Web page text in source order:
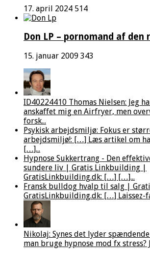
17. april 2024 514
Don LP – pornomand af
15. januar 2009 343
ID40224410 Thomas Nielsen: Jeg
anskaffet mig en Airfryer, men
forsk...
Psykisk arbejdsmiljø: Fokus er
arbejdsmiljø!: […] Læs artikel om
[…]...
Hypnose Sukkertrang - Den
sundere liv | Gratis Linkbuilding |
GratisLinkbuilding.dk: […] […]...
Fransk bulldog hvalp til salg |
GratisLinkbuilding.dk: […] Laissez-
Nikolaj: Synes det lyder
man bruge hypnose mod fx stress?